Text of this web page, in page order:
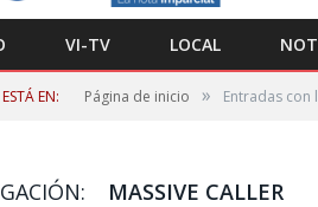
VI-TV LOCAL
EN: Página de inicio » Entradas con
MASSIVE CALLER